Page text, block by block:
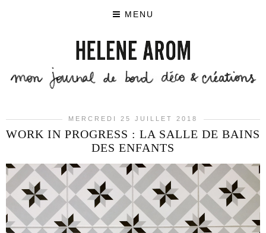
MENU
MERCREDI 25 JUILLET 2018
WORK IN PROGRESS : LA SALLE DE BAINS
DES ENFANTS